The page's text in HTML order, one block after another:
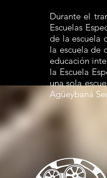
Durante el
Escuelas
de la escuela
la escuela de
educación
la Escuela
una sola
Agüeybaná